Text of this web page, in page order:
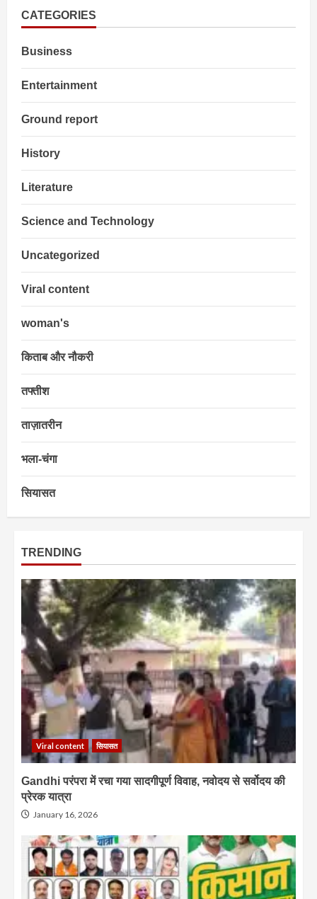
CATEGORIES
Business
Entertainment
Ground report
History
Literature
Science and Technology
Uncategorized
Viral content
woman's
किताब और नौकरी
तफ्तीश
ताज़ातरीन
भला-चंगा
सियासत
TRENDING
Viral content सियासत
Gandhi परंपरा में रचा गया सादगीपूर्ण विवाह, नवोदय से सर्वोदय की
प्रेरक यात्रा
January 16, 2026